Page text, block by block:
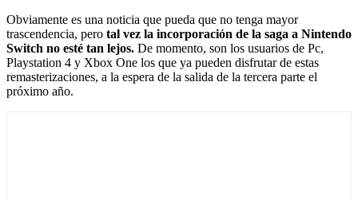
Obviamente es una noticia que pueda que no tenga mayor
trascendencia, pero tal vez la incorporación de la saga a Nintendo
Switch no esté tan lejos. De momento, son los usuarios de Pc,
Playstation 4 y Xbox One los que ya pueden disfrutar de estas
remasterizaciones, a la espera de la salida de la tercera parte el
próximo año.